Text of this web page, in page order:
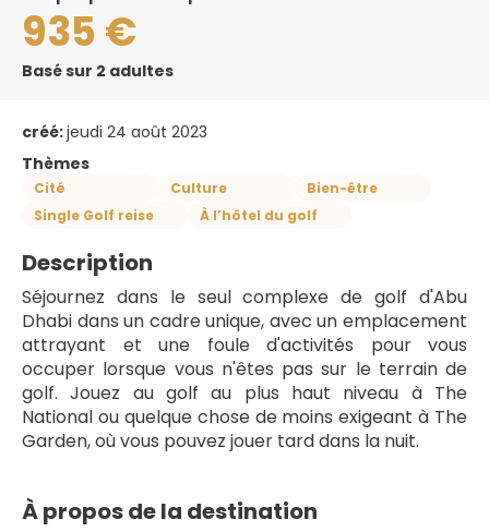
935 €
Basé sur 2 adultes
créé:jeudi 24 août 2023
Thèmes
Cité Culture
Bien-être
Single Golf reise
À l’hôtel du golf
Description
Séjournez dans le seul complexe de golf d'Abu
Dhabi dans un cadre unique, avec un emplacement
attrayant et une foule d'activités pour vous
occuper lorsque vous n'êtes pas sur le terrain de
golf. Jouez au golf au plus haut niveau à The
National ou quelque chose de moins exigeant à The
Garden, où vous pouvez jouer tard dans la nuit.
À propos de la destination